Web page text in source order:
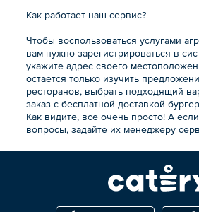
Как работает наш сервис?
Чтобы воспользоваться услугами
вам нужно зарегистрироваться в
укажите адрес своего
остается только изучить
ресторанов, выбрать подходящий
заказ с бесплатной доставкой
Как видите, все очень просто! А
вопросы, задайте их менеджеру